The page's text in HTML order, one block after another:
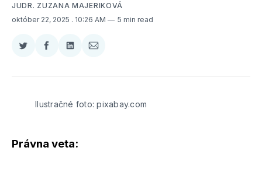
JUDR. ZUZANA MAJERIKOVÁ
október 22, 2025 . 10:26 AM 5 min read
Zdieľať
Twitter
Zdieľať
Facebooku
Zdieľať
LinkedIne
Zdieľať
E-
Ilustračné foto: pixabay.com
Právna veta: